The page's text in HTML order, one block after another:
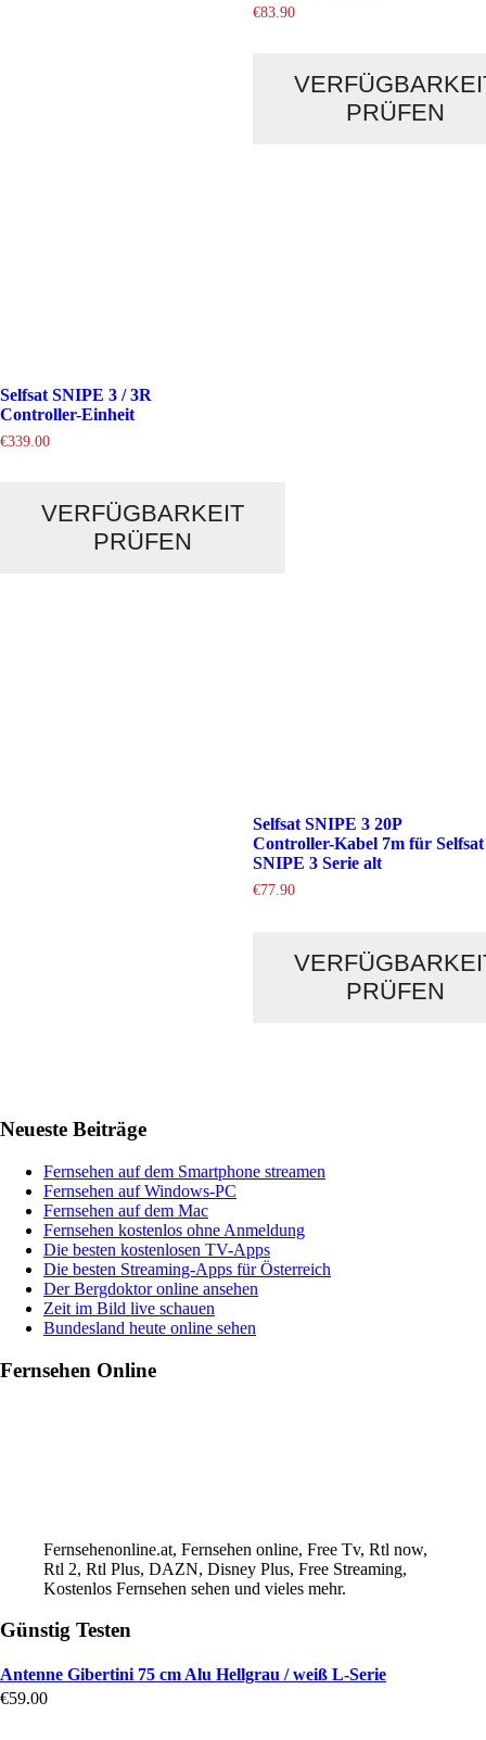
€83.90
PRÜFEN
Selfsat SNIPE 3 / 3R
Controller-Einheit
€339.00
VERFÜGBARKEIT
PRÜFEN
Selfsat SNIPE 3 20P
Controller-Kabel 7m für Selfsat
SNIPE 3 Serie alt
€77.90
PRÜFEN
Sidebar
Neueste Beiträge
Fernsehen auf dem Smartphone streamen
Fernsehen auf Windows-PC
Fernsehen auf dem Mac
Fernsehen kostenlos ohne Anmeldung
Die besten kostenlosen TV-Apps
Die besten Streaming-Apps für Österreich
Der Bergdoktor online ansehen
Zeit im Bild live schauen
Bundesland heute online sehen
Fernsehen Online
Fernsehenonline.at, Fernsehen online, Free Tv, Rtl now,
Rtl 2, Rtl Plus, DAZN, Disney Plus, Free Streaming,
Kostenlos Fernsehen sehen und vieles mehr.
Günstig Testen
Antenne Gibertini 75 cm Alu Hellgrau / weiß L-Serie
€59.00